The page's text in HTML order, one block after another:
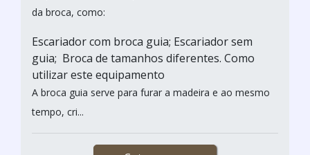
da broca, como:
Escariador com broca guia; Escariador sem
guia; Broca de tamanhos diferentes. Como
utilizar este equipamento
A broca guia serve para furar a madeira e ao mesmo
tempo, cri...